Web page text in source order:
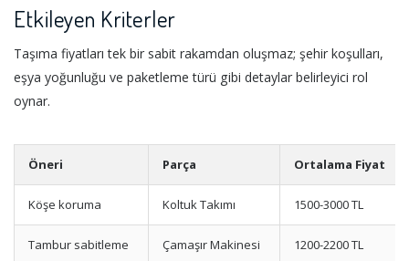
Etkileyen Kriterler
Taşıma fiyatları tek bir sabit rakamdan oluşmaz; şehir koşulları,
eşya yoğunluğu ve paketleme türü gibi detaylar belirleyici rol
oynar.
Öneri Parça Ortalama Fiyat
Köşe koruma Koltuk Takımı 1500-3000 TL
Tambur sabitleme Çamaşır Makinesi 1200-2200 TL